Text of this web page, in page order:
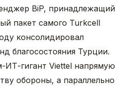
BiP, принадлежащий
пакет самого Turkcell
консолидировал
благосостояния Турции.
ИТ-гигант Viettel напрямую
обороны, а параллельно